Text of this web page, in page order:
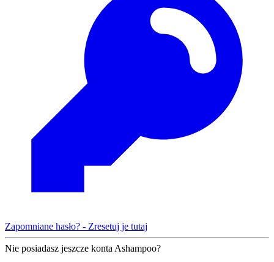
Zapomniane hasło? - Zresetuj je tutaj
Nie posiadasz jeszcze konta Ashampoo?